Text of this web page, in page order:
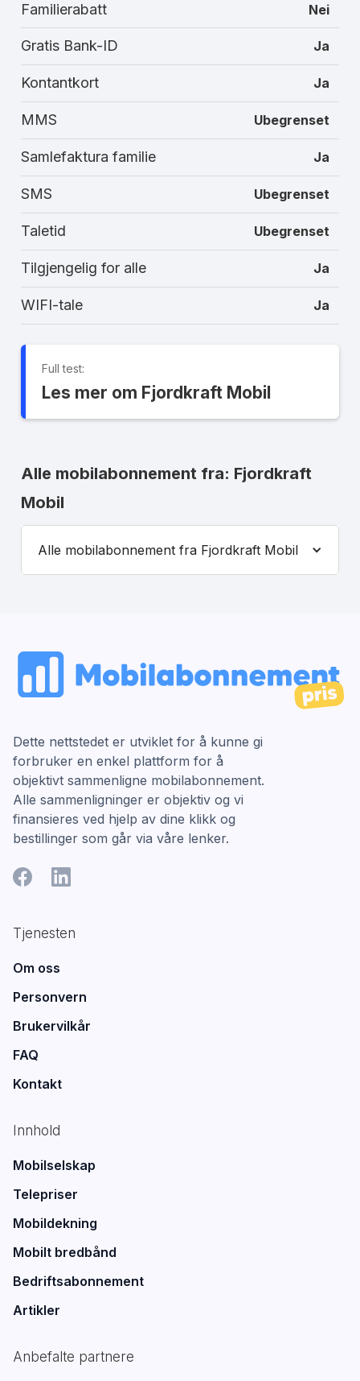
Familierabatt Nei
Gratis Bank-ID Ja
Kontantkort Ja
MMS Ubegrenset
Samlefaktura familie Ja
SMS Ubegrenset
Taletid Ubegrenset
Tilgjengelig for alle Ja
WIFI-tale Ja
Full test:
Les mer om Fjordkraft Mobil
Alle mobilabonnement fra: Fjordkraft
Mobil
Alle mobilabonnement fra Fjordkraft Mobil
Dette nettstedet er utviklet for å kunne gi
forbruker en enkel plattform for å
objektivt sammenligne mobilabonnement.
Alle sammenligninger er objektiv og vi
finansieres ved hjelp av dine klikk og
bestillinger som går via våre lenker.
Tjenesten
Om oss
Personvern
Brukervilkår
FAQ
Kontakt
Innhold
Mobilselskap
Telepriser
Mobildekning
Mobilt bredbånd
Bedriftsabonnement
Artikler
Anbefalte partnere